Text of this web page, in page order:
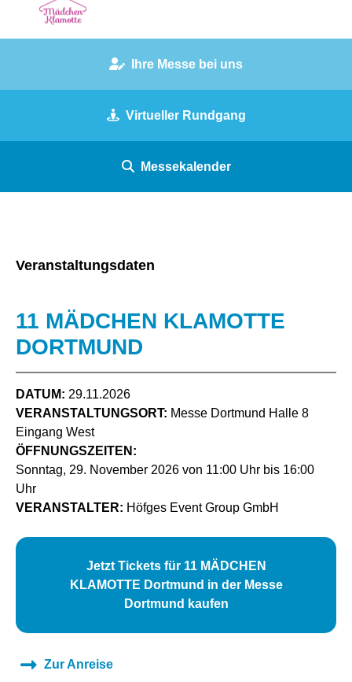
Ihre Messe bei uns
Virtueller Rundgang
Messekalender
Veranstaltungsdaten
11 MÄDCHEN KLAMOTTE
DORTMUND
DATUM: 29.11.2026
VERANSTALTUNGSORT: Messe Dortmund Halle 8
Eingang West
ÖFFNUNGSZEITEN:
Sonntag, 29. November 2026 von 11:00 Uhr bis 16:00
Uhr
VERANSTALTER: Höfges Event Group GmbH
Jetzt Tickets für 11 MÄDCHEN
KLAMOTTE Dortmund in der Messe
Dortmund kaufen
Zur Anreise